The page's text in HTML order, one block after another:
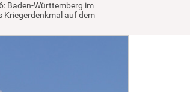
Baden-Württemberg im
Kriegerdenkmal auf dem